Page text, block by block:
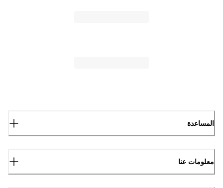
المساعدة
معلومات عنا